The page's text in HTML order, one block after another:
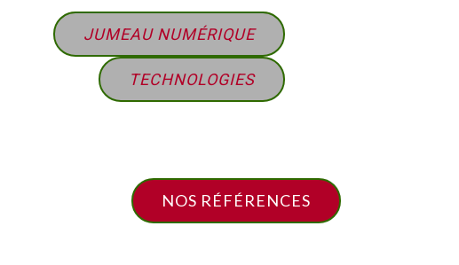
JUMEAU NUMÉRIQUE
TECHNOLOGIES
NOS RÉFÉRENCES